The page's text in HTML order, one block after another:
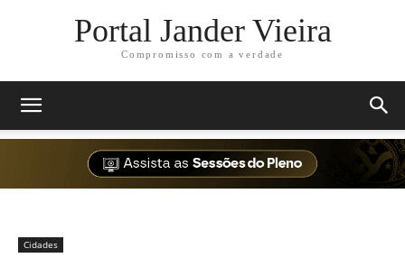
Portal Jander Vieira
Compromisso com a verdade
Cidades